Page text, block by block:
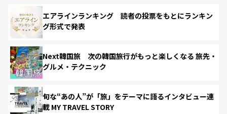
エアラインランキング 読者の投票をもとにランキン
グ形式で発表
Next韓国旅 次の韓国旅行がもっと楽しくなる 旅先・
グルメ・テクニック
旬な“あの人”が「旅」をテーマに語るインタビュー連
載 MY TRAVEL STORY